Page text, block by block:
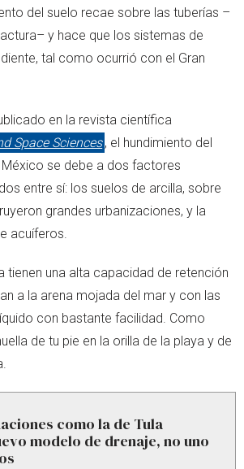
del suelo recae sobre las tuberías –
y hace que los sistemas de
tal como ocurrió con el Gran
en la revista científica
Space Sciences , el hundimiento del
se debe a dos factores
entre sí: los suelos de arcilla, sobre
grandes urbanizaciones, y la
acuíferos.
tienen una alta capacidad de retención
a la arena mojada del mar y con las
con bastante facilidad. Como
de tu pie en la orilla de la playa y de
como la de Tula
modelo de drenaje, no uno